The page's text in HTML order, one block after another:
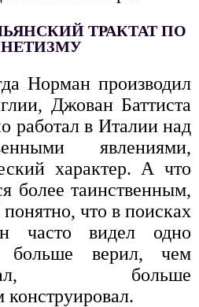
ТРАКТАТ ПО
Норман производил
Джован Баттиста
работал в Италии над
явлениями,
характер. А что
более таинственным,
что в поисках
часто видел одно
больше верил, чем
больше
конструировал.